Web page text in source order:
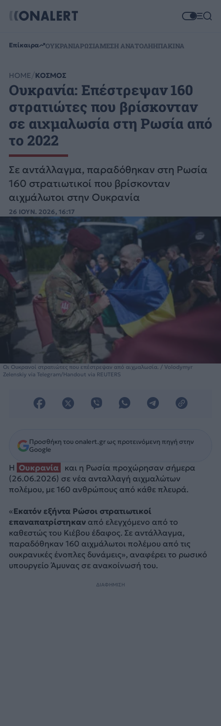
Επίκαιρα ΟΥΚΡΑΝΙΑΡΩΣΙΑΜΕΣΗ ΑΝΑΤΟΛΗΗΠΑΚΙΝΑ
HOME ΚΟΣΜΟΣ
Ουκρανία: Επέστρεψαν 160
στρατιώτες που βρίσκονταν
σε αιχμαλωσία στη Ρωσία από
το 2022
Σε αντάλλαγμα, παραδόθηκαν στη Ρωσία
160 στρατιωτικοί που βρίσκονταν
αιχμάλωτοι στην Ουκρανία
26 ΙΟΥΝ. 2026, 16:17
Οι Ουκρανοί στρατιώτες που επέστρεψαν από αιχμαλωσία. / Volodymyr
Zelenskiy via Telegram/Handout via REUTERS
Προσθήκη του onalert.gr ως προτεινόμενη πηγή στην
Google
Η Ουκρανία
και η Ρωσία προχώρησαν σήμερα
(26.06.2026) σε νέα ανταλλαγή αιχμαλώτων
πολέμου, με 160 ανθρώπους από κάθε πλευρά.
«Εκατόν εξήντα Ρώσοι στρατιωτικοί
επαναπατρίστηκαναπό ελεγχόμενο από το
καθεστώς του Κιέβου έδαφος. Σε αντάλλαγμα,
παραδόθηκαν 160 αιχμάλωτοι πολέμου από τις
ουκρανικές ένοπλες δυνάμεις», αναφέρει το ρωσικό
υπουργείο Άμυνας σε ανακοίνωσή του.
ΔΙΑΦΗΜΙΣΗ